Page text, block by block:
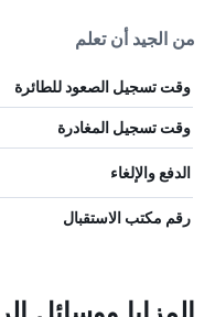
من الجيد أن تعلم
وقت تسجيل الصعود للطائرة
وقت تسجيل المغادرة
الدفع والإلغاء
رقم مكتب الاستقبال